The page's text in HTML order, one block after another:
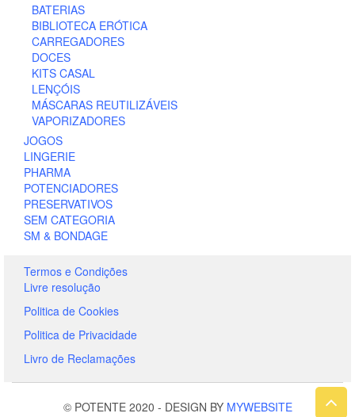
BATERIAS
BIBLIOTECA ERÓTICA
CARREGADORES
DOCES
KITS CASAL
LENÇÓIS
MÁSCARAS REUTILIZÁVEIS
VAPORIZADORES
JOGOS
LINGERIE
PHARMA
POTENCIADORES
PRESERVATIVOS
SEM CATEGORIA
SM & BONDAGE
Termos e Condições
Livre resolução
Politica de Cookies
Politica de Privacidade
Livro de Reclamações
© POTENTE 2020 - DESIGN BY MYWEBSITE